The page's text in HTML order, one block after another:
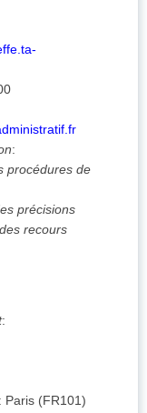
:
procédures de
précisions
recours
:
: Paris (FR101)